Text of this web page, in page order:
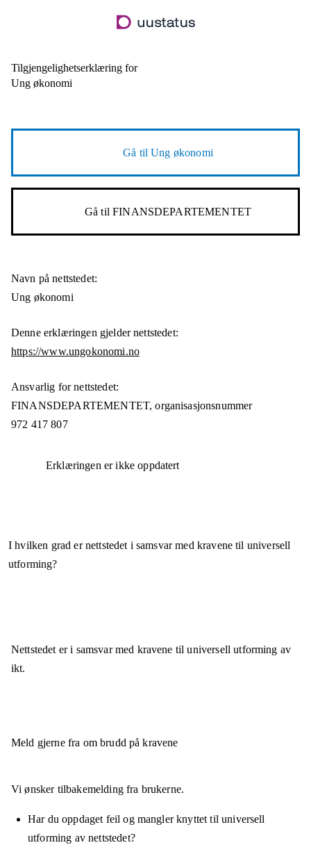
til
Tilgjengelighetserklæring for
Ung økonomi
Gå tilUng økonomi
Gå tilFINANSDEPARTEMENTET
Navn på nettstedet:
Ung økonomi
Denne erklæringen gjelder nettstedet:
https://www.ungokonomi.no
Ansvarlig for nettstedet:
FINANSDEPARTEMENTET,organisasjonsnummer
972 417 807
Erklæringen er ikke oppdatert
I hvilken grad er nettstedet i samsvar med kravene til universell
utforming?
Nettstedet eri samsvarmed kravene til universell utforming av
ikt.
Meld gjerne fra om brudd på kravene
Vi ønsker tilbakemelding fra brukerne.
Har du oppdaget feil og mangler knyttet til universell
utforming av nettstedet?